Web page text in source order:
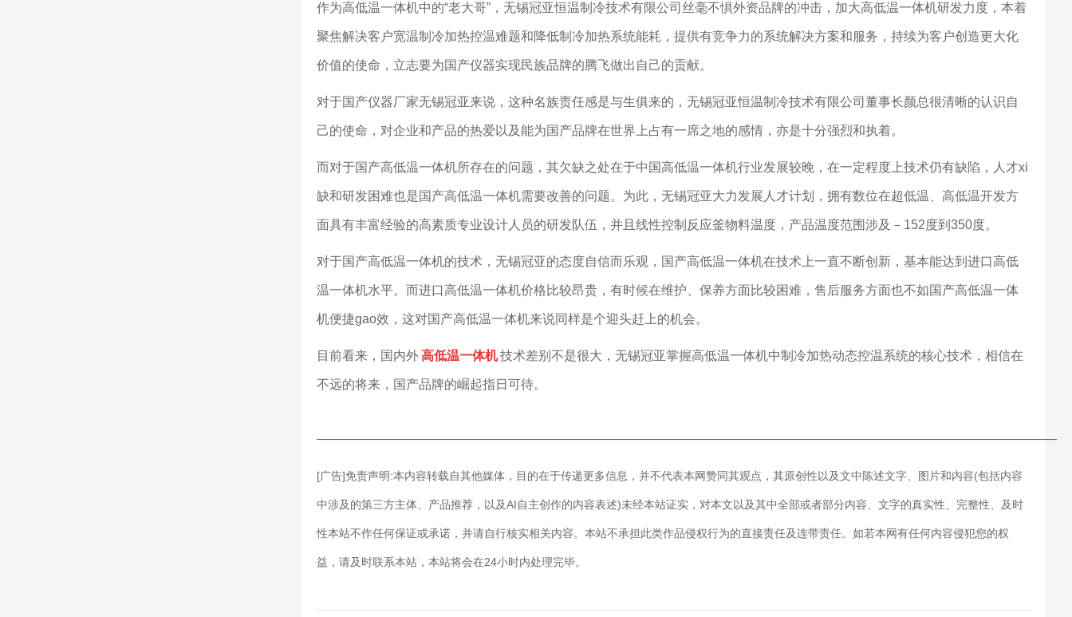
作为高低温一体机中的“老大哥”，无锡冠亚恒温制冷技术有限公司丝毫不惧外资品牌的冲击，加大高低温一体机研发力度，本着
聚焦解决客户宽温制冷加热控温难题和降低制冷加热系统能耗，提供有竞争力的系统解决方案和服务，持续为客户创造更大化
价值的使命，立志要为国产仪器实现民族品牌的腾飞做出自己的贡献。
对于国产仪器厂家无锡冠亚来说，这种名族责任感是与生俱来的，无锡冠亚恒温制冷技术有限公司董事长颜总很清晰的认识自
己的使命，对企业和产品的热爱以及能为国产品牌在世界上占有一席之地的感情，亦是十分强烈和执着。
而对于国产高低温一体机所存在的问题，其欠缺之处在于中国高低温一体机行业发展较晚，在一定程度上技术仍有缺陷，人才xi
缺和研发困难也是国产高低温一体机需要改善的问题。为此，无锡冠亚大力发展人才计划，拥有数位在超低温、高低温开发方
面具有丰富经验的高素质专业设计人员的研发队伍，并且线性控制反应釜物料温度，产品温度范围涉及－152度到350度。
对于国产高低温一体机的技术，无锡冠亚的态度自信而乐观，国产高低温一体机在技术上一直不断创新，基本能达到进口高低
温一体机水平。而进口高低温一体机价格比较昂贵，有时候在维护、保养方面比较困难，售后服务方面也不如国产高低温一体
机便捷gao效，这对国产高低温一体机来说同样是个迎头赶上的机会。
目前看来，国内外高低温一体机技术差别不是很大，无锡冠亚掌握高低温一体机中制冷加热动态控温系统的核心技术，相信在
不远的将来，国产品牌的崛起指日可待。
——————————————————————————————————————————————————————————
[广告]免责声明:本内容转载自其他媒体，目的在于传递更多信息，并不代表本网赞同其观点，其原创性以及文中陈述文字、图片和内容(包括内容
中涉及的第三方主体、产品推荐，以及AI自主创作的内容表述)未经本站证实，对本文以及其中全部或者部分内容、文字的真实性、完整性、及时
性本站不作任何保证或承诺，并请自行核实相关内容。本站不承担此类作品侵权行为的直接责任及连带责任。如若本网有任何内容侵犯您的权
益，请及时联系本站，本站将会在24小时内处理完毕。